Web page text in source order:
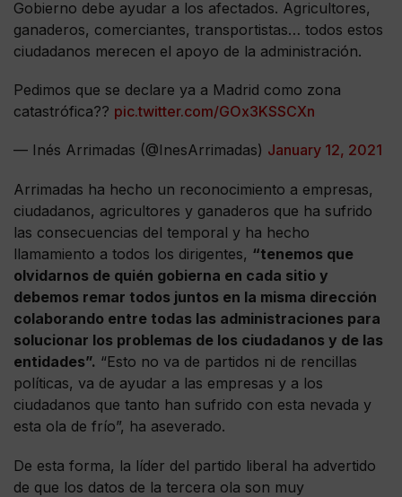
Gobierno debe ayudar a los afectados. Agricultores,
ganaderos, comerciantes, transportistas… todos estos
ciudadanos merecen el apoyo de la administración.
Pedimos que se declare ya a Madrid como zona
catastrófica?? pic.twitter.com/GOx3KSSCXn
— Inés Arrimadas (@InesArrimadas) January 12, 2021
Arrimadas ha hecho un reconocimiento a empresas,
ciudadanos, agricultores y ganaderos que ha sufrido
las consecuencias del temporal y ha hecho
llamamiento a todos los dirigentes, “tenemos que
olvidarnos de quién gobierna en cada sitio y
debemos remar todos juntos en la misma dirección
colaborando entre todas las administraciones para
solucionar los problemas de los ciudadanos y de las
entidades”. “Esto no va de partidos ni de rencillas
políticas, va de ayudar a las empresas y a los
ciudadanos que tanto han sufrido con esta nevada y
esta ola de frío”, ha aseverado.
De esta forma, la líder del partido liberal ha advertido
de que los datos de la tercera ola son muy